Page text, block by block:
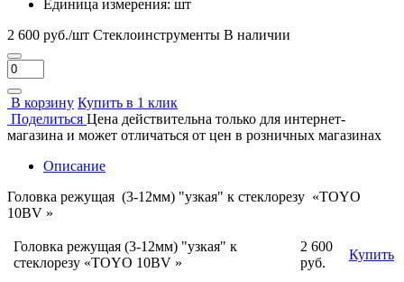
Единица измерения: шт
2 600 руб./шт Стеклоинструменты В наличии
В корзину Купить в 1 клик
Поделиться Цена действительна только для интернет-
магазина и может отличаться от цен в розничных магазинах
Описание
Головка режущая (3-12мм) "узкая" к стеклорезу «TOYO
10ВV »
Головка режущая (3-12мм) "узкая" к
стеклорезу «TOYO 10ВV »
2 600
руб.
Купить